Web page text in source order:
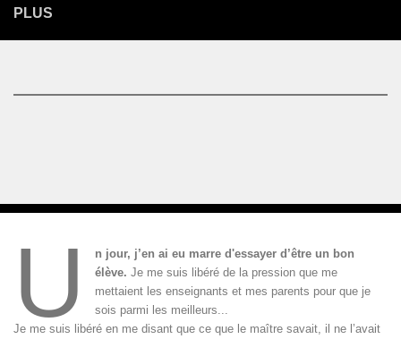
PLUS
U
n jour, j’en ai eu marre d'essayer d’être un bon
élève.Je me suis libéré de la pression que me
mettaient les enseignants et mes parents pour que je
sois parmi les meilleurs...
Je me suis libéré en me disant que ce que le maître savait, il ne l’avait